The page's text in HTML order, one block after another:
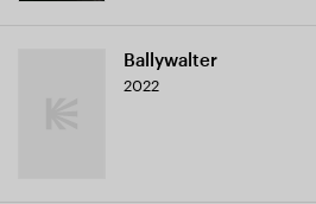
Ballywalter
2022